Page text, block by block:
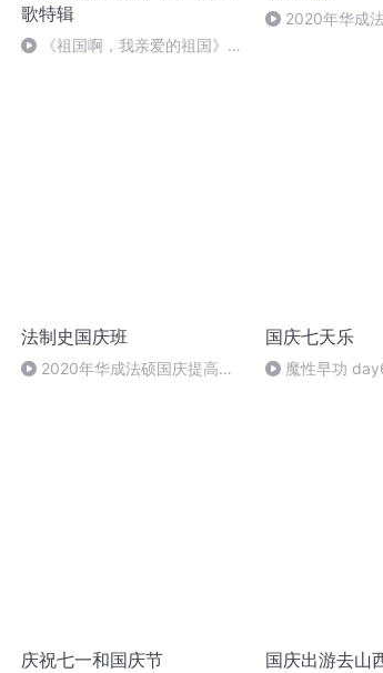
歌特辑
《祖国啊，我亲爱的祖国》温
2020年华成
法制史国庆班
2020年华成法硕国庆提高班
国庆七天乐
魔性早功
庆祝七一和国庆节 国庆出游去山